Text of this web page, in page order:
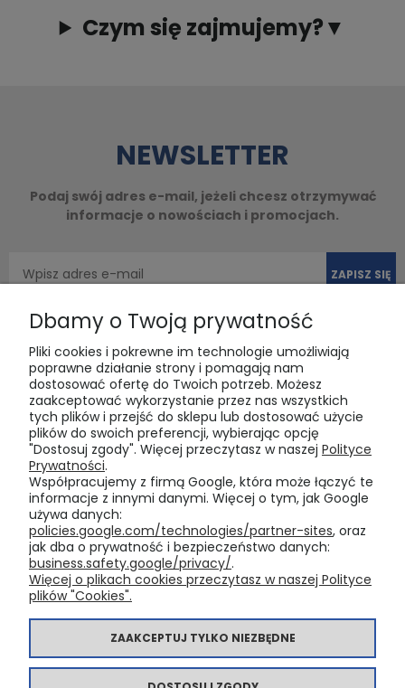
Czym się zajmujemy?▼
NEWSLETTER
Podaj swój adres e-mail, jeżeli chcesz otrzymywać
informacje o nowościach i promocjach.
ZAPISZ SIĘ
POMOC
MOJE KONTO
PŁATNOŚCI I DOSTAWA
INFORMACJE
O NAS
Dbamy o Twoją prywatność
Pliki cookies i pokrewne im technologie umożliwiają
poprawne działanie strony i pomagają nam
dostosować ofertę do Twoich potrzeb. Możesz
zaakceptować wykorzystanie przez nas wszystkich
tych plików i przejść do sklepu lub dostosować użycie
plików do swoich preferencji, wybierając opcję
"Dostosuj zgody". Więcej przeczytasz w naszej Polityce
Prywatności.
Współpracujemy z firmą Google, która może łączyć te
informacje z innymi danymi. Więcej o tym, jak Google
używa danych:
policies.google.com/technologies/partner-sites, oraz
jak dba o prywatność i bezpieczeństwo danych:
business.safety.google/privacy/.
Więcej o plikach cookies przeczytasz w naszej Polityce
plików "Cookies".
ZAAKCEPTUJ TYLKO NIEZBĘDNE